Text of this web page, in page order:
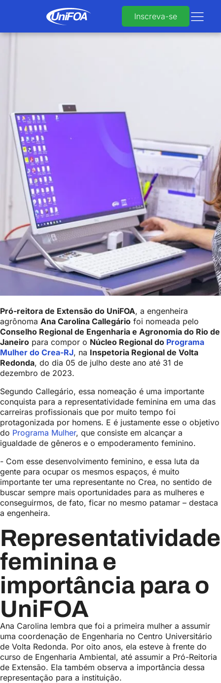
Inscreva-se
Pró-reitora de Extensão do UniFOA, a engenheira
agrônoma Ana Carolina Callegário foi nomeada pelo
Conselho Regional de Engenharia e Agronomia do Rio de
Janeiro para compor o Núcleo Regional do Programa
Mulher do Crea-RJ, na Inspetoria Regional de Volta
Redonda, do dia 05 de julho deste ano até 31 de
dezembro de 2023.
Segundo Callegário, essa nomeação é uma importante
conquista para a representatividade feminina em uma das
carreiras profissionais que por muito tempo foi
protagonizada por homens. E é justamente esse o objetivo
do Programa Mulher, que consiste em alcançar a
igualdade de gêneros e o empoderamento feminino.
- Com esse desenvolvimento feminino, e essa luta da
gente para ocupar os mesmos espaços, é muito
importante ter uma representante no Crea, no sentido de
buscar sempre mais oportunidades para as mulheres e
conseguirmos, de fato, ficar no mesmo patamar – destaca
a engenheira.
Representatividade
feminina e
importância para o
UniFOA
Ana Carolina lembra que foi a primeira mulher a assumir
uma coordenação de Engenharia no Centro Universitário
de Volta Redonda. Por oito anos, ela esteve à frente do
curso de Engenharia Ambiental, até assumir a Pró-Reitoria
de Extensão. Ela também observa a importância dessa
representação para a instituição.